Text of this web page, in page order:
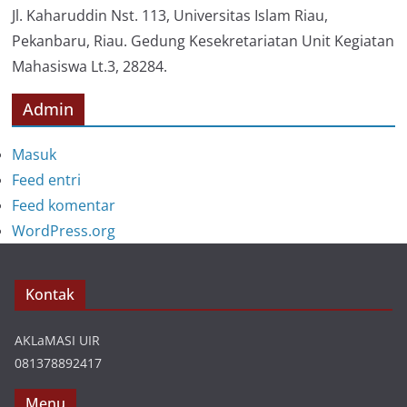
i
Jl. Kaharuddin Nst. 113, Universitas Islam Riau,
Pekanbaru, Riau. Gedung Kesekretariatan Unit Kegiatan
Mahasiswa Lt.3, 28284.
Admin
Masuk
Feed entri
Feed komentar
WordPress.org
Kontak
AKLaMASI UIR
081378892417